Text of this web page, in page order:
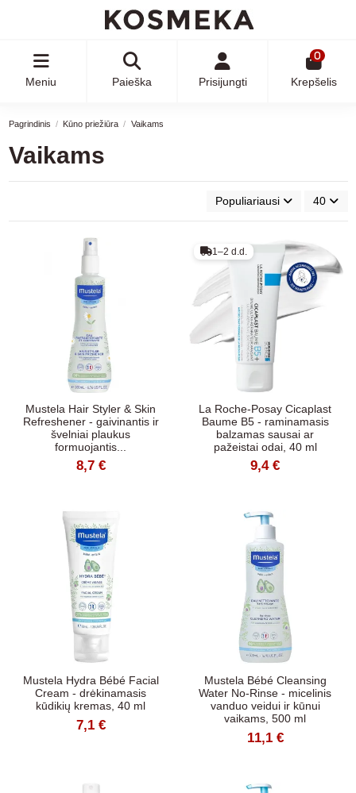
Meniu Paieška Prisijungti
0
Krepšelis
Pagrindinis Kūno priežiūra Vaikams
Vaikams
Populiariausi 40
Mustela Hair Styler & Skin
Refreshener - gaivinantis ir
švelniai plaukus
formuojantis...
8,7 €
1–2 d.d.
La Roche-Posay Cicaplast
Baume B5 - raminamasis
balzamas sausai ar
pažeistai odai, 40 ml
9,4 €
Mustela Hydra Bébé Facial
Cream - drėkinamasis
kūdikių kremas, 40 ml
7,1 €
Mustela Bébé Cleansing
Water No-Rinse - micelinis
vanduo veidui ir kūnui
vaikams, 500 ml
11,1 €